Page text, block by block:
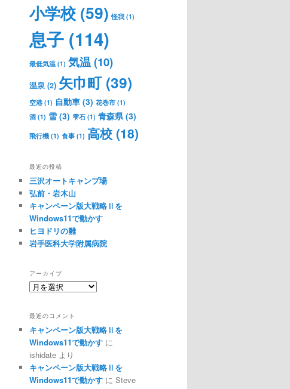
小学校 (59) 怪我 (1)
息子 (114)
最低気温 (1) 気温(10)
温泉 (2) 矢巾町(39)
空港 (1) 自動車 (3) 花巻市 (1)
酒 (1) 雪 (3) 雫石 (1) 青森県 (3)
飛行機 (1) 食事 (1) 高校 (18)
最近の投稿
三沢オートキャンプ場
弘前・岩木山
キャンペーン版大戦略Ⅱを
Windows11で動かす
ヒヨドリの雛
岩手医科大学附属病院
アーカイブ
ア
イ
ブ
最近のコメント
キャンペーン版大戦略Ⅱを
Windows11で動かす に
ishidate より
キャンペーン版大戦略Ⅱを
Windows11で動かす に Steve